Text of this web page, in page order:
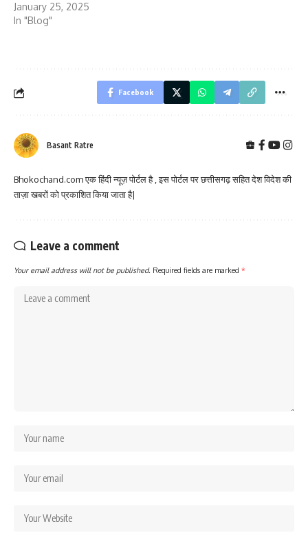
January 25, 2025
In "Blog"
Facebook
Basant Ratre
Bhokochand.com एक हिंदी न्यूज़ पोर्टल है , इस पोर्टल पर छत्तीसगढ़ सहित देश विदेश की
ताज़ा खबरों को प्रकाशित किया जाता है|
Leave a comment
Your email address will not be published. Required fields are marked *